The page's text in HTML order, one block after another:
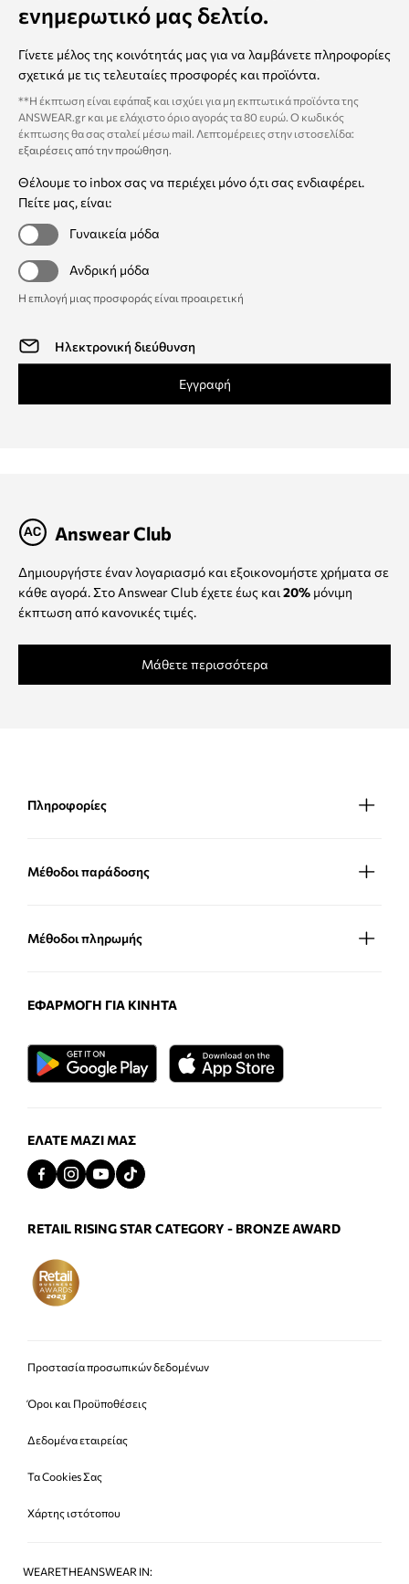
ενημερωτικό μας δελτίο.
Γίνετε μέλος της κοινότητάς μας για να λαμβάνετε πληροφορίες
σχετικά με τις τελευταίες προσφορές και προϊόντα.
**Η έκπτωση είναι εφάπαξ και ισχύει για μη εκπτωτικά προϊόντα της
ANSWEAR.gr και με ελάχιστο όριο αγοράς τα 80 ευρώ. Ο κωδικός
έκπτωσης θα σας σταλεί μέσω mail. Λεπτομέρειες στην ιστοσελίδα:
εξαιρέσεις από την προώθηση.
Θέλουμε το inbox σας να περιέχει μόνο ό,τι σας ενδιαφέρει.
Πείτε μας, είναι:
Γυναικεία μόδα
Ανδρική μόδα
Η επιλογή μιας προσφοράς είναι προαιρετική
Εγγραφή
Answear Club
Δημιουργήστε έναν λογαριασμό και εξοικονομήστε χρήματα σε
κάθε αγορά. Στο Answear Club έχετε έως και 20% μόνιμη
έκπτωση από κανονικές τιμές.
Μάθετε περισσότερα
Πληροφορίες
Μέθοδοι παράδοσης
Μέθοδοι πληρωμής
ΕΦΑΡΜΟΓΉ ΓΙΑ ΚΙΝΗΤΆ
ΕΛΆΤΕ ΜΑΖΊ ΜΑΣ
RETAIL RISING STAR CATEGORY - BRONZE AWARD
Προστασία προσωπικών δεδομένων
Όροι και Προϋποθέσεις
Δεδομένα εταιρείας
Τα Cookies Σας
Χάρτης ιστότοπου
WEARETHEANSWEAR IN: